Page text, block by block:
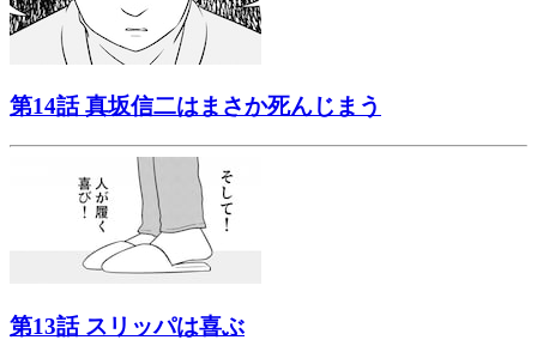
第14話 真坂信二はまさか死んじまう
第13話 スリッパは喜ぶ